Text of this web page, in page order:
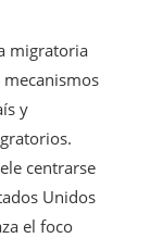
migratoria
y
centrarse
Unidos
el foco